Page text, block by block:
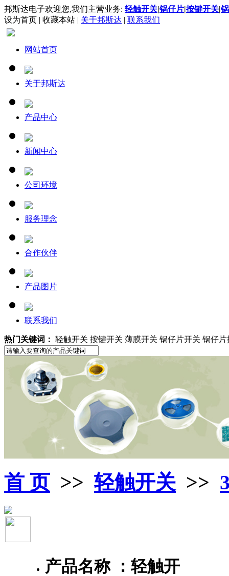
邦斯达电子欢迎您,我们主营业务: 轻触开关|锅仔片|按键开关|
设为首页 | 收藏本站 | 关于邦斯达 | 联系我们
网站首页
关于邦斯达
产品中心
新闻中心
公司环境
服务理念
合作伙伴
产品图片
联系我们
热门关键词： 轻触开关 按键开关 薄膜开关 锅仔片开关 锅仔
首 页>> 轻触开关 >>
产品名称 ： 轻触开